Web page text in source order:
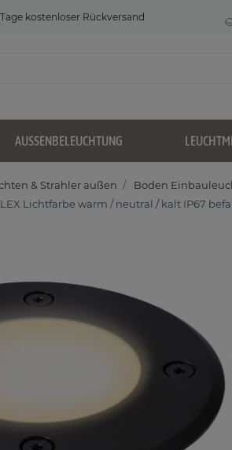
kostenloser Rückversand
AUSSENBELEUCHTUNG
& Strahler außen Boden
Lichtfarbe warm / neutral / kalt IP67